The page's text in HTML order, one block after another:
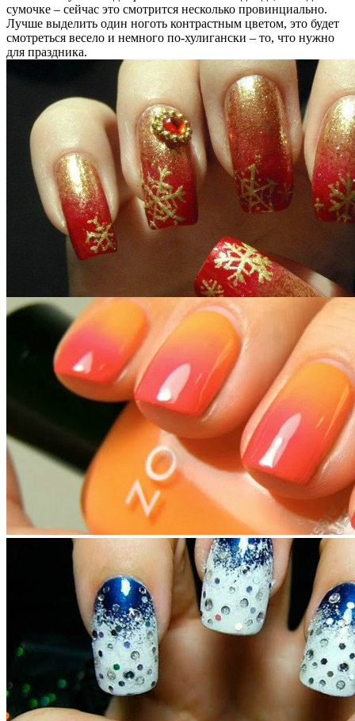
сумочке – сейчас это смотрится несколько провинциально.
Лучше выделить один ноготь контрастным цветом, это будет
смотреться весело и немного по-хулигански – то, что нужно
для праздника.